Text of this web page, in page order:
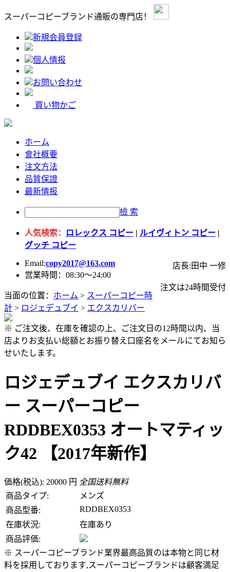
スーパーコピーブランド通販の専門店！
新規会員登録
個人情报
お問い合わせ
買い物かご
ホーム
會社概要
注文方法
品質保證
最新情报
檢 索
人気検索： ロレックス コピー | ルイヴィトン コピー |
グッチ コピー
Email:copy2017@163.com
店長:田中 一修
営業時間：08:30～24:00
注文は24時間受付
当面の位置： ホーム > スーパーコピー時
計 > ロジェデュブイ > エクスカリバー
※ ご注文後、在庫を確認の上、ご注文日の12時間以内、当
店よりお支払い総額とお振り替え口座名をメールにてお知ら
せいたします。
ロジェデュブイ エクスカリバ
ー スーパーコピー
RDDBEX0353 オートマティッ
ク42 【2017年新作】
価格(税込): 20000 円 全国送料無料
商品タイプ:
メンズ
商品型番:
RDDBEX0353
在庫状況:
在庫あり
商品評価:
※ スーパーコピーブランド業界最高品質のは本物と同じ材
料を採用しております,スーパーコピーブランドは顧客満足